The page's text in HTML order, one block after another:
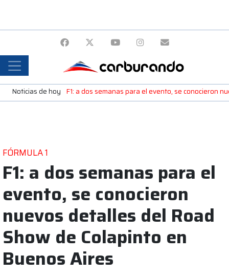
Noticias de hoy F1: a dos semanas para el evento, se conocieron
FÓRMULA 1
F1: a dos semanas para el
evento, se conocieron
nuevos detalles del Road
Show de Colapinto en
Buenos Aires